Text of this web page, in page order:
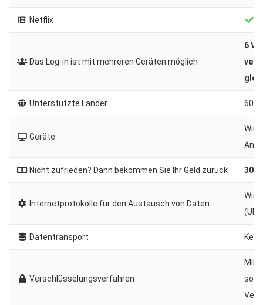
Netflix
Das Log-in ist mit mehreren Geräten möglich
6
Unterstützte Länder 60+
Geräte
Nicht zufrieden? Dann bekommen Sie Ihr Geld zurück 30
Internetprotokolle für den Austausch von Daten
Datentransport
Verschlüsselungsverfahren